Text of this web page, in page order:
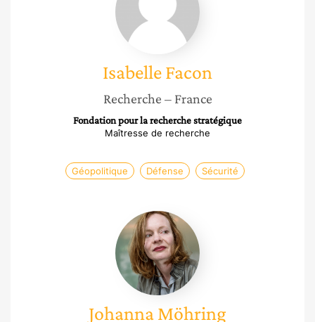
IsabelleFacon
Recherche – France
Fondation pour la recherche stratégique
Maîtresse de recherche
Géopolitique Défense Sécurité
Johanna
Möhring
JohannaMöhring